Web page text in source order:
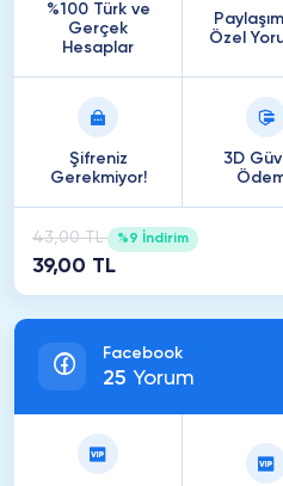
%100 Türk ve
Gerçek
Hesaplar
Özel
Şifreniz
Gerekmiyor!
3D
43,00 TL %9 İndirim
39,00 TL
Facebook
25 Yorum